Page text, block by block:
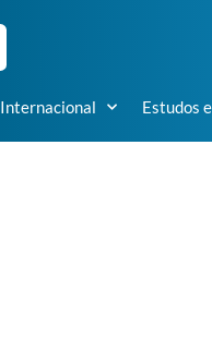
Internacional Estudos